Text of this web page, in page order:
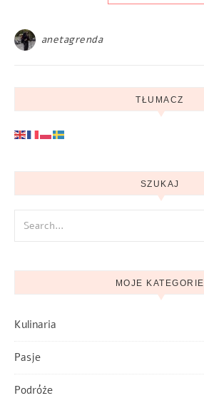
anetagrenda
TŁUMACZ
SZUKAJ
MOJE KATEGORIE
Kulinaria
Pasje
Podróże